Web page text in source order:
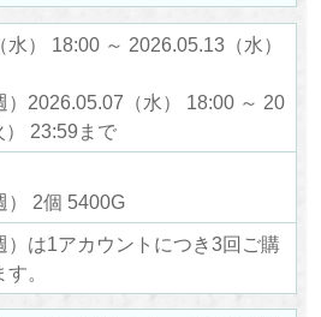
） 18:00 ～ 2026.05.13（水）
）2026.05.07（水） 18:00 ～ 20
） 23:59まで
） 2個 5400G
）は1アカウントにつき3回ご購
。